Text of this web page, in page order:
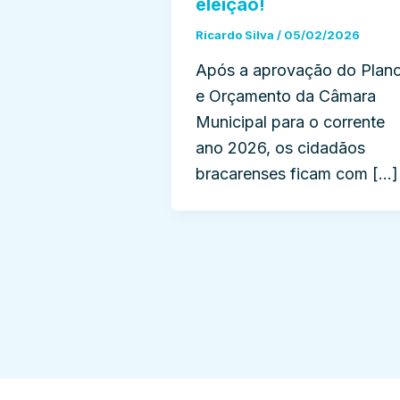
eleição!
Ricardo Silva / 05/02/2026
Após a aprovação do
e Orçamento da Câmara
Municipal para o corrente
ano 2026, os cidadãos
bracarenses ficam com […]